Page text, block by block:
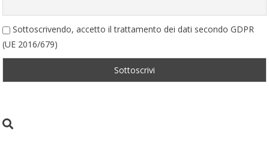
Sottoscrivendo, accetto il trattamento dei dati secondo GDPR
(UE 2016/679)